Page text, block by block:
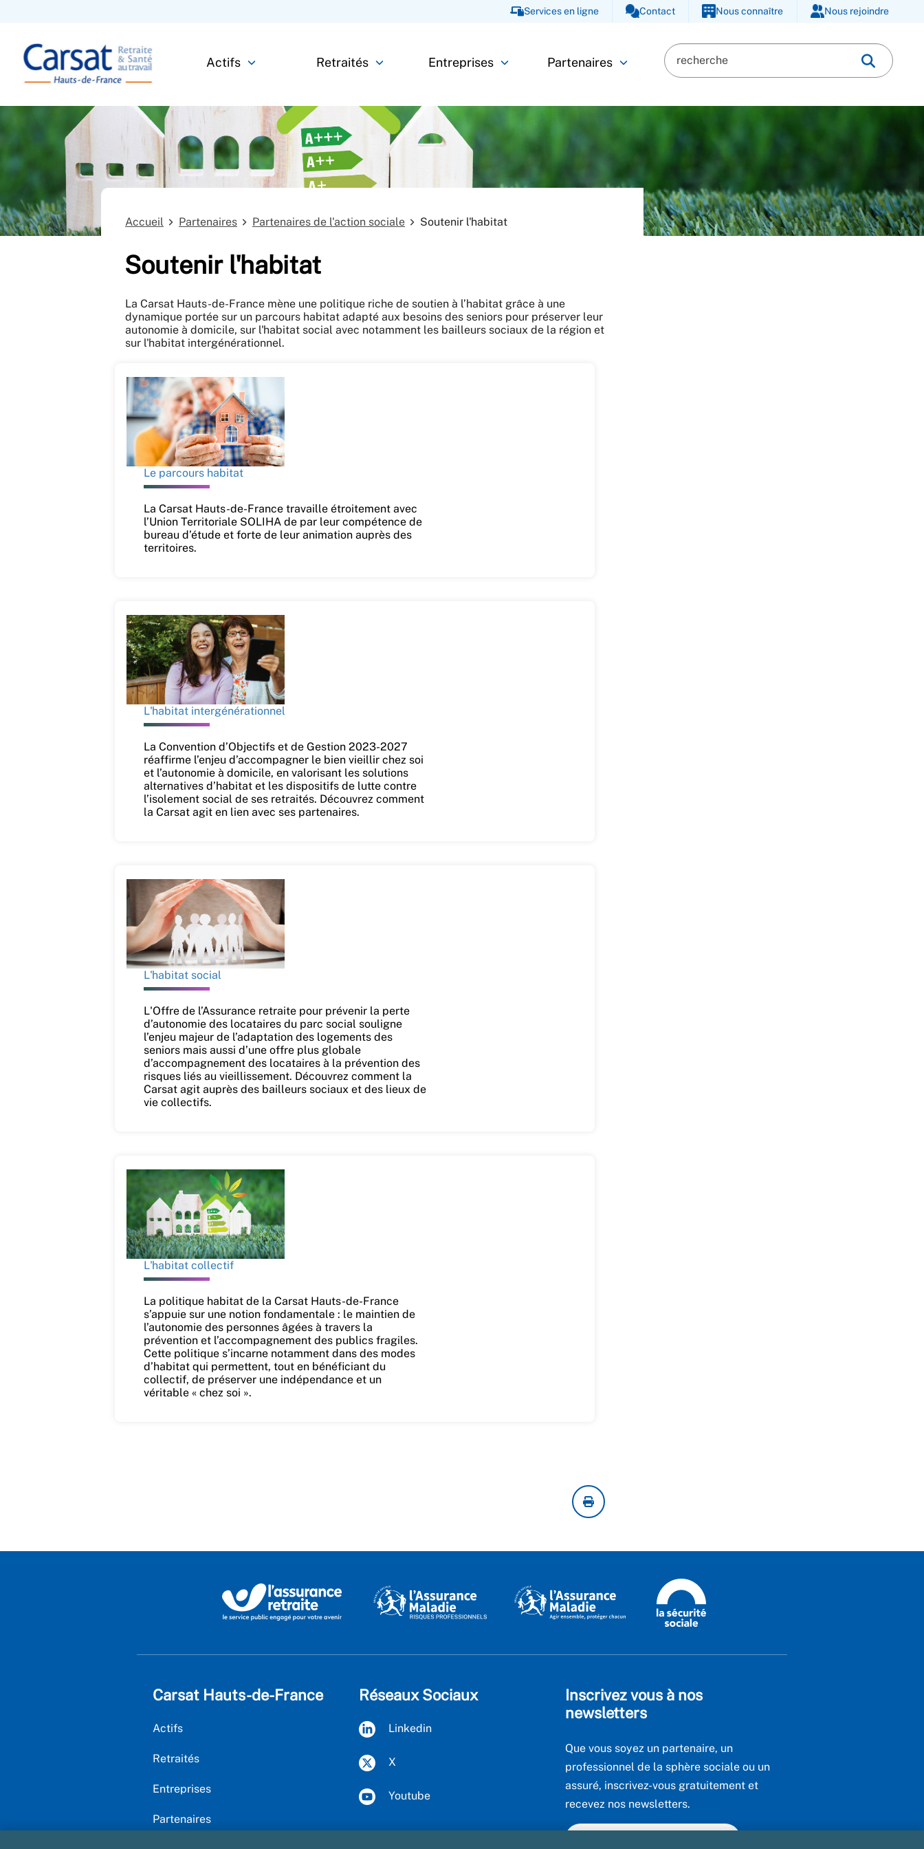
Services en ligne Contact Nous connaître Nous rejoindre
Actifs Retraités Entreprises Partenaires
Accueil Partenaires Partenaires de l'action sociale Soutenir l'habitat
Soutenir l'habitat
La Carsat Hauts-de-France mène une politique riche de soutien à l’habitat grâce à une
dynamique portée sur un parcours habitat adapté aux besoins des seniors pour préserver leur
autonomie à domicile, sur l'habitat social avec notamment les bailleurs sociaux de la région et
sur l'habitat intergénérationnel.
Le parcours habitat
La Carsat Hauts-de-France travaille étroitement avec
l’Union Territoriale SOLIHA de par leur compétence de
bureau d’étude et forte de leur animation auprès des
territoires.
L'habitat intergénérationnel
La Convention d’Objectifs et de Gestion 2023-2027
réaffirme l’enjeu d’accompagner le bien vieillir chez soi
et l’autonomie à domicile, en valorisant les solutions
alternatives d’habitat et les dispositifs de lutte contre
l’isolement social de ses retraités. Découvrez comment
la Carsat agit en lien avec ses partenaires.
L'habitat social
L'Offre de l’Assurance retraite pour prévenir la perte
d’autonomie des locataires du parc social souligne
l’enjeu majeur de l’adaptation des logements des
seniors mais aussi d’une offre plus globale
d’accompagnement des locataires à la prévention des
risques liés au vieillissement. Découvrez comment la
Carsat agit auprès des bailleurs sociaux et des lieux de
vie collectifs.
L'habitat collectif
La politique habitat de la Carsat Hauts-de-France
s’appuie sur une notion fondamentale : le maintien de
l’autonomie des personnes âgées à travers la
prévention et l’accompagnement des publics fragiles.
Cette politique s’incarne notamment dans des modes
d’habitat qui permettent, tout en bénéficiant du
collectif, de préserver une indépendance et un
véritable « chez soi ».
Carsat Hauts-de-France
Actifs
Retraités
Entreprises
Partenaires
Réseaux Sociaux
Linkedin
X
Youtube
Inscrivez vous à nos
newsletters
Que vous soyez un partenaire, un
professionnel de la sphère sociale ou un
assuré, inscrivez-vous gratuitement et
recevez nos newsletters.